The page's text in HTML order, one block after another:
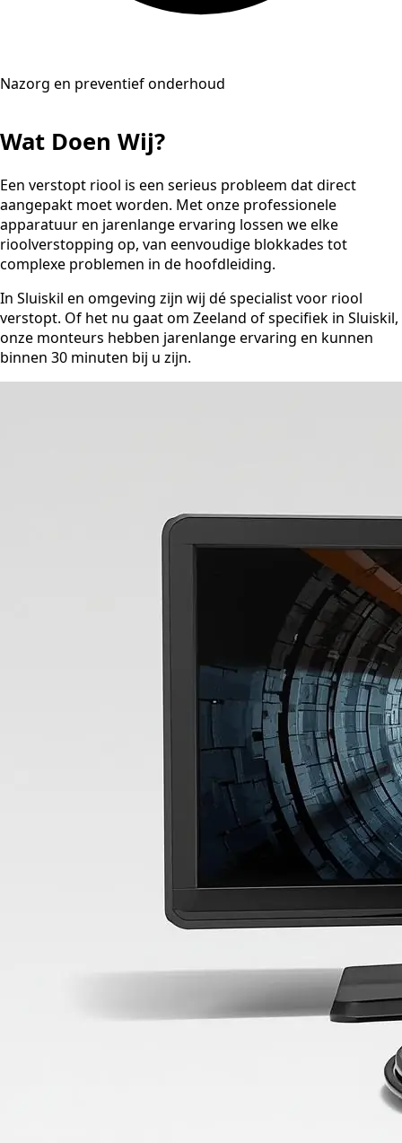
Nazorg en preventief onderhoud
Wat Doen Wij?
Een verstopt riool is een serieus probleem dat direct
aangepakt moet worden. Met onze professionele
apparatuur en jarenlange ervaring lossen we elke
rioolverstopping op, van eenvoudige blokkades tot
complexe problemen in de hoofdleiding.
In Sluiskil en omgeving zijn wij dé specialist voor riool
verstopt. Of het nu gaat om Zeeland of specifiek in Sluiskil,
onze monteurs hebben jarenlange ervaring en kunnen
binnen 30 minuten bij u zijn.